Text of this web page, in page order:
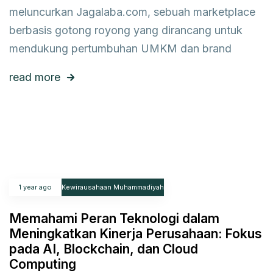
meluncurkan Jagalaba.com, sebuah marketplace
berbasis gotong royong yang dirancang untuk
mendukung pertumbuhan UMKM dan brand
read more
1 year ago Kewirausahaan Muhammadiyah
Memahami Peran Teknologi dalam
Meningkatkan Kinerja Perusahaan: Fokus
pada AI, Blockchain, dan Cloud
Computing